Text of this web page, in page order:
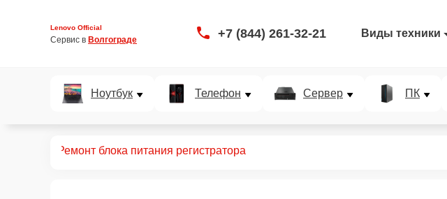
Lenovo Official
Сервис в Волгограде +7 (844) 261-32-21 Виды техники
Ноутбук Телефон Сервер ПК
Ремонт блока питания регистратора